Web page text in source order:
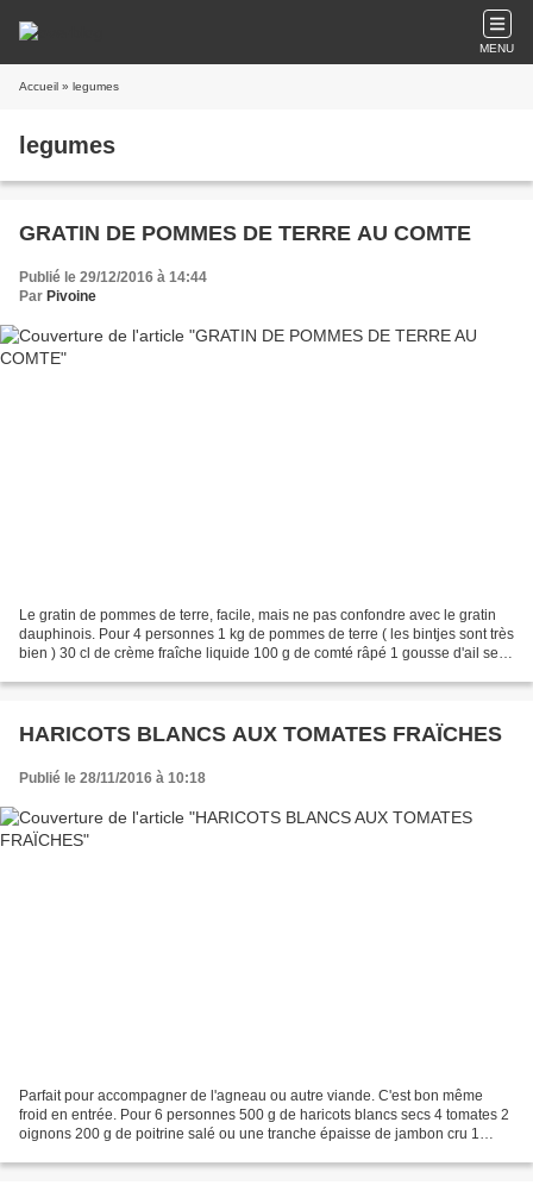
MENU
Accueil » legumes
legumes
GRATIN DE POMMES DE TERRE AU COMTE
Publié le 29/12/2016 à 14:44
Par Pivoine
Le gratin de pommes de terre, facile, mais ne pas confondre avec le gratin
dauphinois. Pour 4 personnes 1 kg de pommes de terre ( les bintjes sont très
bien ) 30 cl de crème fraîche liquide 100 g de comté râpé 1 gousse d'ail sel
HARICOTS BLANCS AUX TOMATES FRAÏCHES
Publié le 28/11/2016 à 10:18
Parfait pour accompagner de l'agneau ou autre viande. C'est bon même
froid en entrée. Pour 6 personnes 500 g de haricots blancs secs 4 tomates 2
oignons 200 g de poitrine salé ou une tranche épaisse de jambon cru 1